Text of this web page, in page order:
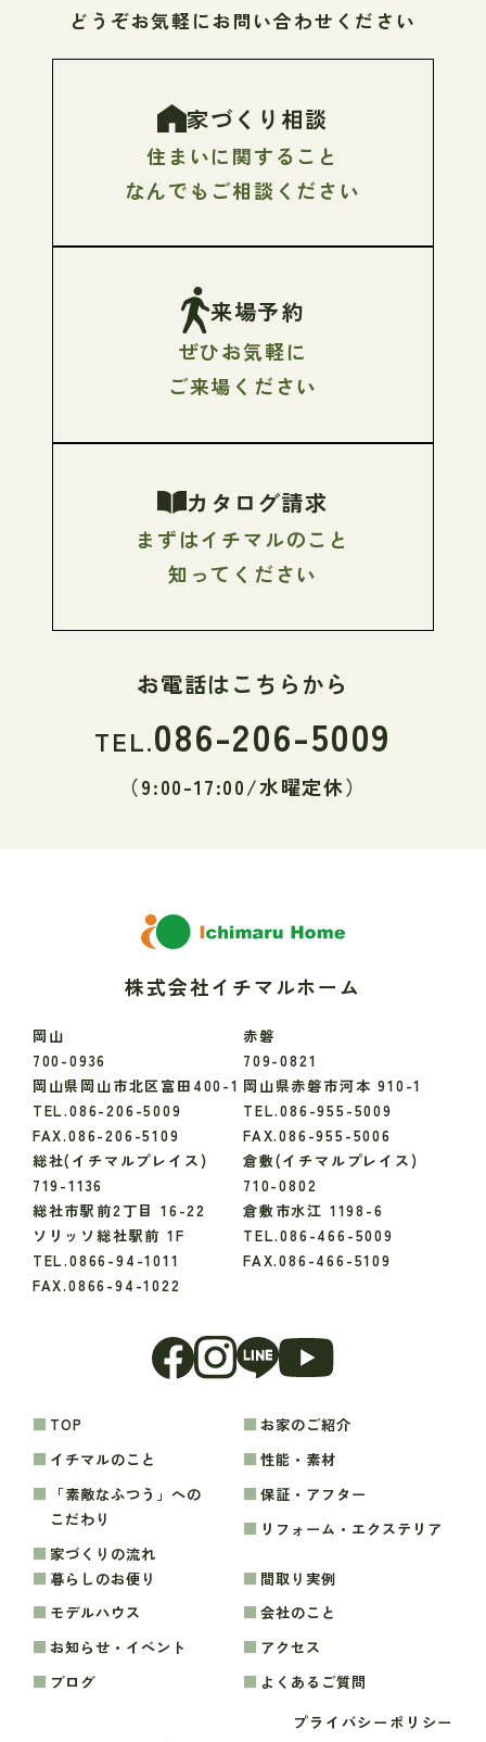
どうぞお気軽にお問い合わせください
家づくり相談
住まいに関すること
なんでもご相談ください
来場予約
ぜひお気軽に
ご来場ください
カタログ請求
まずはイチマルのこと
知ってください
お電話はこちらから
TEL.086-206-5009
（9:00-17:00/水曜定休）
株式会社イチマルホーム
岡山
700-0936
岡山県岡山市北区富田400-1
TEL.086-206-5009
FAX.086-206-5109
赤磐
709-0821
岡山県赤磐市河本 910-1
TEL.086-955-5009
FAX.086-955-5006
総社(イチマルプレイス)
719-1136
総社市駅前2丁目 16-22
ソリッソ総社駅前 1F
TEL.0866-94-1011
FAX.0866-94-1022
倉敷(イチマルプレイス)
710-0802
倉敷市水江 1198-6
TEL.086-466-5009
FAX.086-466-5109
TOP
イチマルのこと
「素敵なふつう」への
こだわり
家づくりの流れ
お家のご紹介
性能・素材
保証・アフター
リフォーム・エクステリア
暮らしのお便り
モデルハウス
お知らせ・イベント
ブログ
間取り実例
会社のこと
アクセス
よくあるご質問
プライバシーポリシー